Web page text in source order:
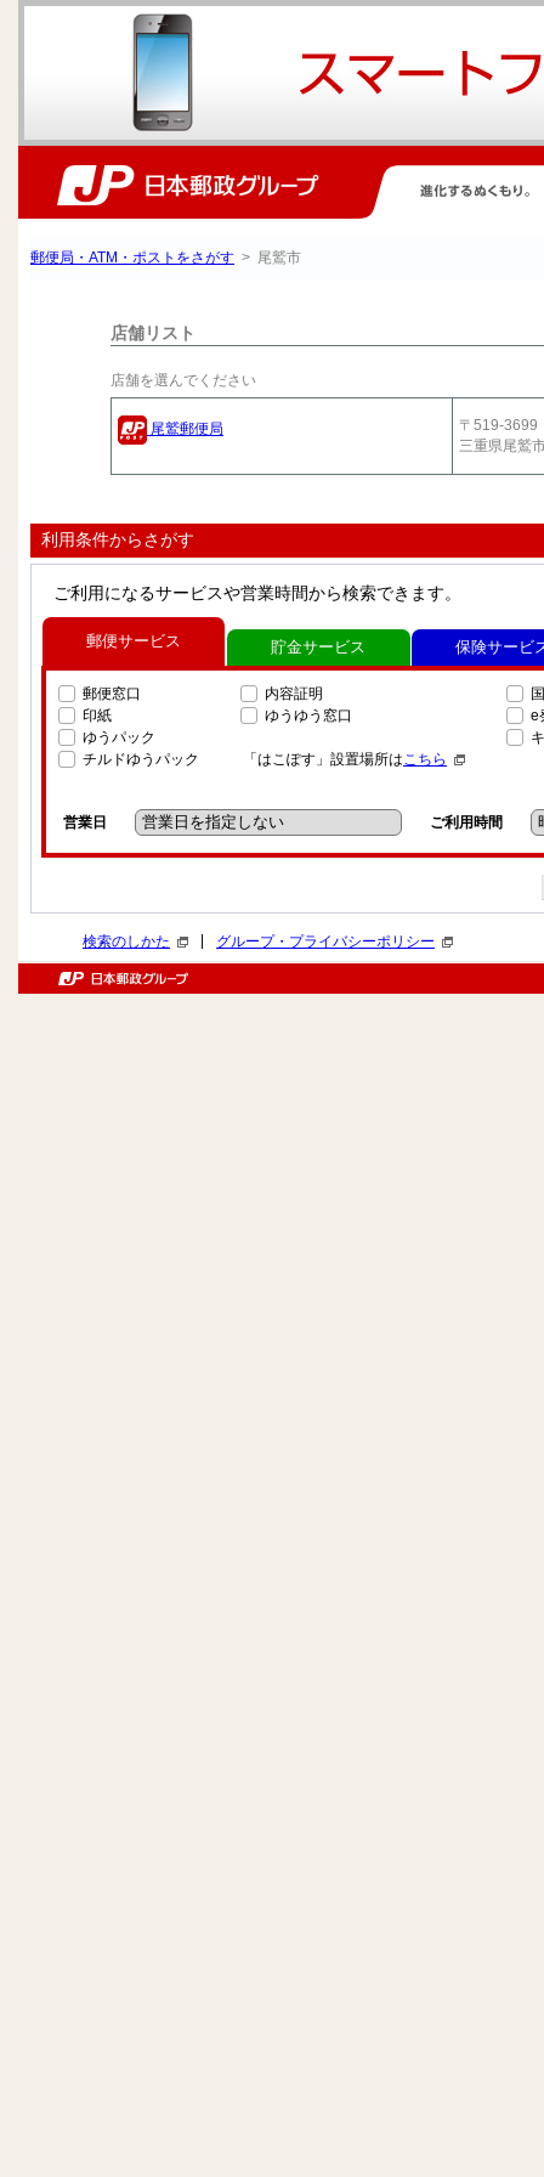
郵便局・ATM・ポストをさがす > 尾鷲市
店舗リスト
店舗を選んでください
尾鷲郵便局
〒519-3699
三重県尾鷲
利用条件からさがす
ご利用になるサービスや営業時間から検索できます。
郵便サービス
郵便窓口
印紙
ゆうパック
チルドゆうパック
内容証明
ゆうゆう窓口
「はこぽす」設置場所はこちら
e
営業日 ご利用時間
貯金サービス 保険サービ
検索のしかた グループ・プライバシーポリシー